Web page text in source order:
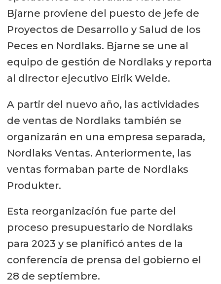
Bjarne proviene del puesto de jefe de
Proyectos de Desarrollo y Salud de los
Peces en Nordlaks. Bjarne se une al
equipo de gestión de Nordlaks y reporta
al director ejecutivo Eirik Welde.
A partir del nuevo año, las actividades
de ventas de Nordlaks también se
organizarán en una empresa separada,
Nordlaks Ventas. Anteriormente, las
ventas formaban parte de Nordlaks
Produkter.
Esta reorganización fue parte del
proceso presupuestario de Nordlaks
para 2023 y se planificó antes de la
conferencia de prensa del gobierno el
28 de septiembre.